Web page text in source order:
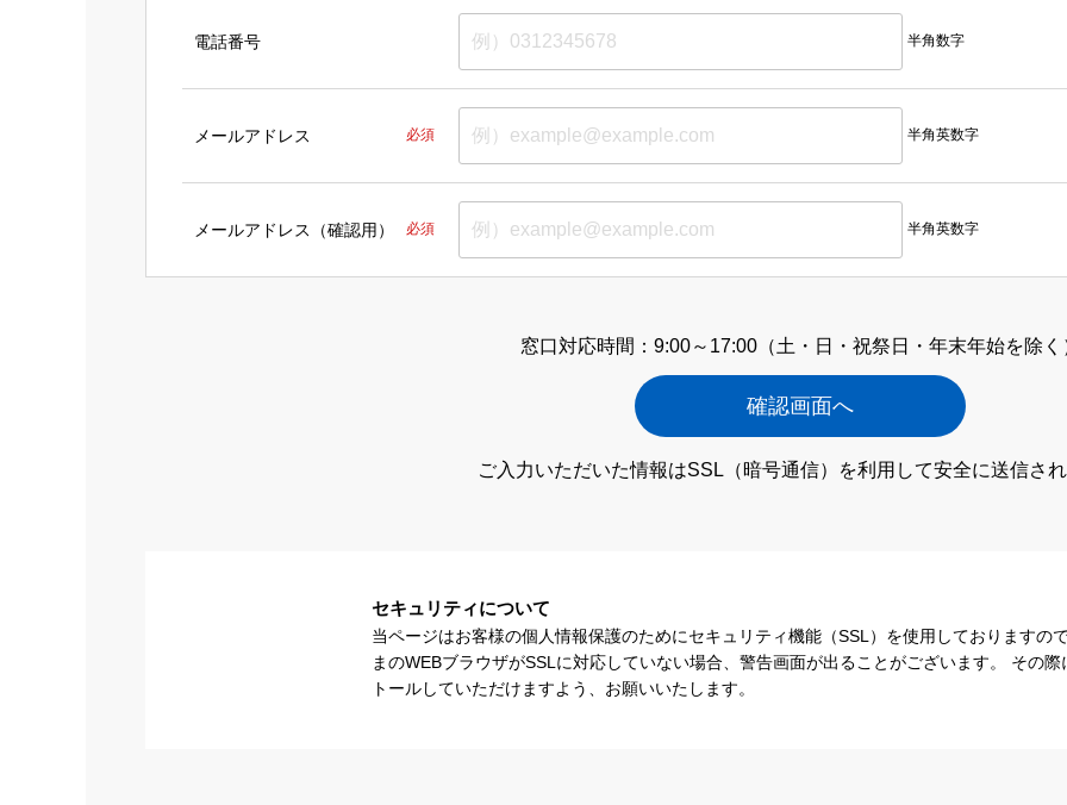
電話番号 半角数字
メールアドレス 必須 半角英数字
メールアドレス（確認用） 必須 半角英数字
窓口対応時間：9:00～17:00（土・日・祝祭日・年末年始を除く
ご入力いただいた情報はSSL（暗号通信） を利用して安全に送信さ
セキュリティについて
当ページはお客様の個人情報保護のためにセキュリティ機能（SSL）を使用しておりますの
まのWEBブラウザがSSLに対応していない場合、警告画面が出ることがございます。 その
トールしていただけますよう、お願いいたします。